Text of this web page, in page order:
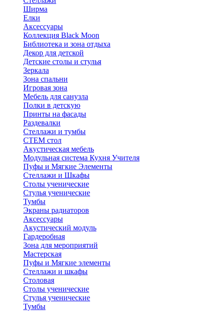
Ширма
Елки
Аксессуары
Коллекция Black Moon
Библиотека и зона отдыха
Декор для детской
Детские столы и стулья
Зеркала
Зона спальни
Игровая зона
Мебель для санузла
Полки в детскую
Принты на фасады
Раздевалки
Стеллажи и тумбы
СТЕМ стол
Акустическая мебель
Модульная система Кухня Учителя
Пуфы и Мягкие Элементы
Стеллажи и Шкафы
Столы ученические
Стулья ученические
Тумбы
Экраны радиаторов
Аксессуары
Акустический модуль
Гардеробная
Зона для мероприятий
Мастерская
Пуфы и Мягкие элементы
Стеллажи и шкафы
Столовая
Столы ученические
Стулья ученические
Тумбы